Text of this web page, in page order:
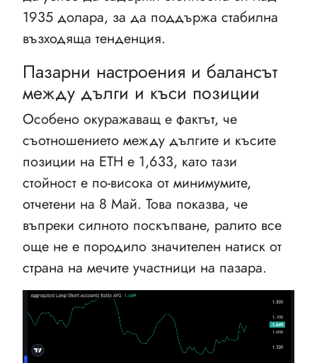
1935 долара, за да поддържа стабилна
възходяща тенденция.
Пазарни настроения и балансът
между дълги и къси позиции
Особено окуражаващ е фактът, че
съотношението между дългите и късите
позиции на ETH е 1,633, като тази
стойност е по-висока от минимумите,
отчетени на 8 Май. Това показва, че
въпреки силното поскъпване, ралито все
още не е породило значителен натиск от
страна на мечите участници на пазара.